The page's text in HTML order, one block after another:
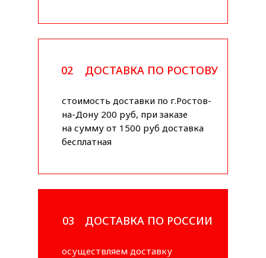
ДОСТАВКА ПО РОСТОВУ
02
стоимость доставки по г.Ростов-
на-Дону 200 руб, при заказе
на сумму от 1500 руб доставка
бесплатная
ДОСТАВКА ПО РОССИИ
03
осуществляем доставку